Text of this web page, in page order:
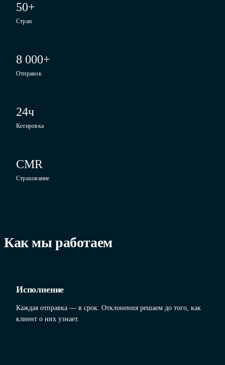
50+
Стран
8 000+
Отправок
24ч
Котировка
CMR
Страхование
Как мы работаем
Исполнение
Каждая отправка — в срок. Отклонения решаем до того, как
клиент о них узнает.